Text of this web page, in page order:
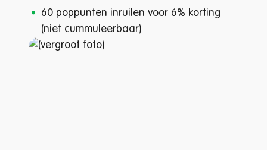
60 poppunten inruilen voor 6% korting
(niet cummuleerbaar)